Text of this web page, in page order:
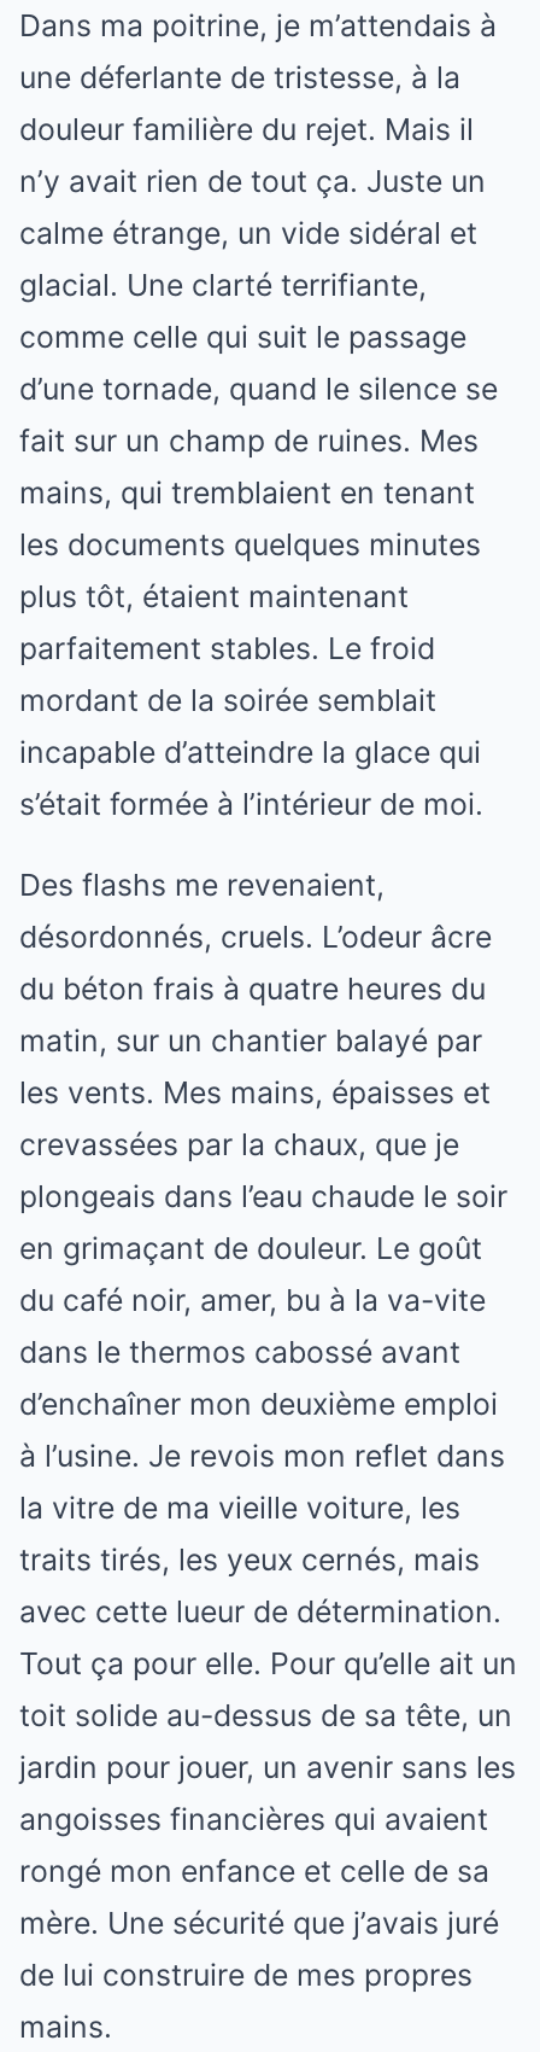
Dans ma poitrine, je m’attendais à
une déferlante de tristesse, à la
douleur familière du rejet. Mais il
n’y avait rien de tout ça. Juste un
calme étrange, un vide sidéral et
glacial. Une clarté terrifiante,
comme celle qui suit le passage
d’une tornade, quand le silence se
fait sur un champ de ruines. Mes
mains, qui tremblaient en tenant
les documents quelques minutes
plus tôt, étaient maintenant
parfaitement stables. Le froid
mordant de la soirée semblait
incapable d’atteindre la glace qui
s’était formée à l’intérieur de moi.
Des flashs me revenaient,
désordonnés, cruels. L’odeur âcre
du béton frais à quatre heures du
matin, sur un chantier balayé par
les vents. Mes mains, épaisses et
crevassées par la chaux, que je
plongeais dans l’eau chaude le soir
en grimaçant de douleur. Le goût
du café noir, amer, bu à la va-vite
dans le thermos cabossé avant
d’enchaîner mon deuxième emploi
à l’usine. Je revois mon reflet dans
la vitre de ma vieille voiture, les
traits tirés, les yeux cernés, mais
avec cette lueur de détermination.
Tout ça pour elle. Pour qu’elle ait un
toit solide au-dessus de sa tête, un
jardin pour jouer, un avenir sans les
angoisses financières qui avaient
rongé mon enfance et celle de sa
mère. Une sécurité que j’avais juré
de lui construire de mes propres
mains.